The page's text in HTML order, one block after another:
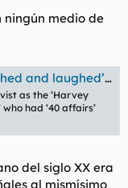
ningún medio de
raped, secret FBI recordings allege
as the ‘Harvey
had ‘40 affairs’
del siglo XX era
al mismísimo